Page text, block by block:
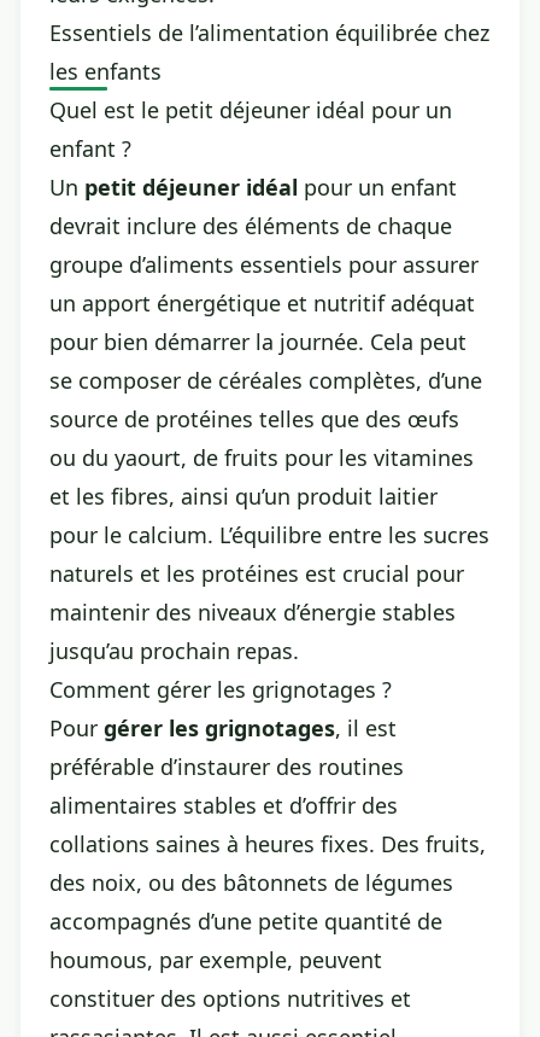
Essentiels de l’alimentation équilibrée chez
les enfants
Quel est le petit déjeuner idéal pour un
enfant ?
Un petit déjeuner idéal pour un enfant
devrait inclure des éléments de chaque
groupe d’aliments essentiels pour assurer
un apport énergétique et nutritif adéquat
pour bien démarrer la journée. Cela peut
se composer de céréales complètes, d’une
source de protéines telles que des œufs
ou du yaourt, de fruits pour les vitamines
et les fibres, ainsi qu’un produit laitier
pour le calcium. L’équilibre entre les sucres
naturels et les protéines est crucial pour
maintenir des niveaux d’énergie stables
jusqu’au prochain repas.
Comment gérer les grignotages ?
Pour gérer les grignotages, il est
préférable d’instaurer des routines
alimentaires stables et d’offrir des
collations saines à heures fixes. Des fruits,
des noix, ou des bâtonnets de légumes
accompagnés d’une petite quantité de
houmous, par exemple, peuvent
constituer des options nutritives et